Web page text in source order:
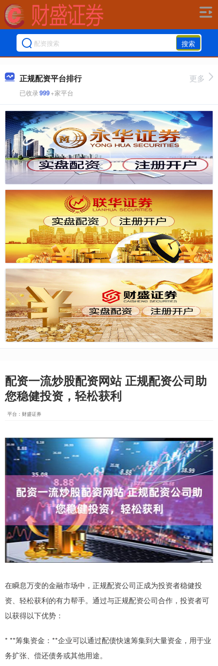
搜索
正规配资平台排行
已收录999+家平台
更多
配资一流炒股配资网站 正规配资公司助
您稳健投资，轻松获利
平台：财盛证券
在瞬息万变的金融市场中，正规配资公司正成为投资者稳健投
资、轻松获利的有力帮手。通过与正规配资公司合作，投资者可
以获得以下优势：
* **筹集资金：**企业可以通过配债快速筹集到大量资金，用于业
务扩张、偿还债务或其他用途。